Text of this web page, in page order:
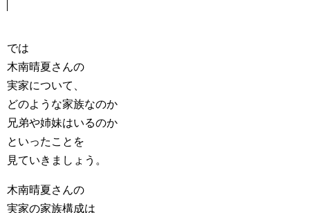
では
木南晴夏さんの
実家について、
どのような家族なのか
兄弟や姉妹はいるのか
といったことを
見ていきましょう。
木南晴夏さんの
実家の家族構成は